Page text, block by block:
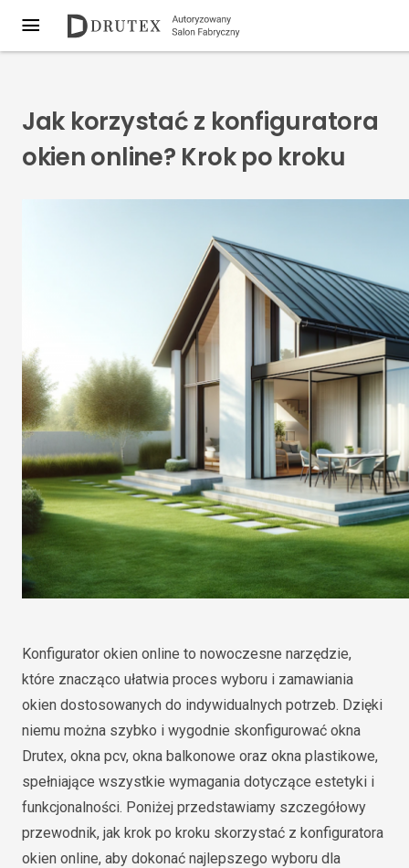
Jak korzystać z konfiguratora
okien online? Krok po kroku
Konfigurator okien online to nowoczesne narzędzie,
które znacząco ułatwia proces wyboru i zamawiania
okien dostosowanych do indywidualnych potrzeb. Dzięki
niemu można szybko i wygodnie skonfigurować okna
Drutex, okna pcv, okna balkonowe oraz okna plastikowe,
spełniające wszystkie wymagania dotyczące estetyki i
funkcjonalności. Poniżej przedstawiamy szczegółowy
przewodnik, jak krok po kroku skorzystać z konfiguratora
okien online, aby dokonać najlepszego wyboru dla